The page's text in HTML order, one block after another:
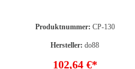
Produktnummer: CP-130
Hersteller:do88
102,64 €*